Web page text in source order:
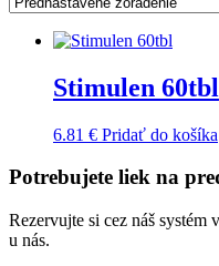
Stimulen 60tbl
6.81 € Pridať do košíka
Potrebujete liek na
Rezervujte si cez náš systém
u nás.